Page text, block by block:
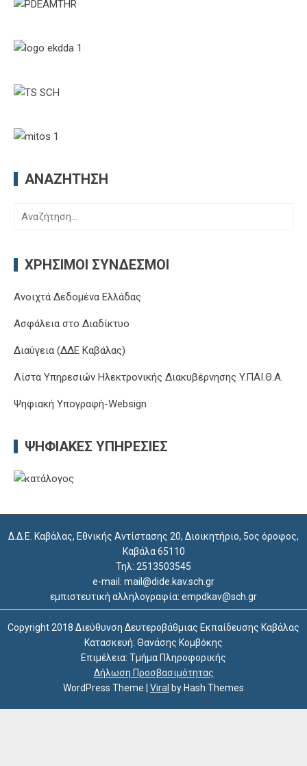
ΑΝΑΖΉΤΗΣΗ
Αναζήτηση
ΧΡΉΣΙΜΟΙ ΣΎΝΔΕΣΜΟΙ
Ανοιχτά Δεδομένα Ελλάδας
Ασφάλεια στο Διαδίκτυο
Διαύγεια (ΔΔΕ Καβάλας)
Λίστα Υπηρεσιών Ηλεκτρονικής Διακυβέρνησης Y.ΠΑΙ.Θ.Α.
Ψηφιακή Υπογραφή-Websign
ΨΗΦΙΑΚΈΣ ΥΠΗΡΕΣΊΕΣ
Δ.Δ.Ε. Καβάλας, Εθνικής Αντίστασης 20, Διοικητήριο, 5ος όροφος,
Καβάλα 65110
Τηλ: 2513503545
e-mail: mail@dide.kav.sch.gr
εμπιστευτική αλληλογραφία: empdkav@sch.gr
Copyright 2018 Διεύθυνση Δευτεροβάθμιας Εκπαίδευσης Καβάλας
Κατασκευή: Θανάσης Κομβόκης
Επιμέλεια: Τμήμα Πληροφορικής
Δήλωση Προσβασιμότητας
WordPress Theme
Viral by Hash Themes